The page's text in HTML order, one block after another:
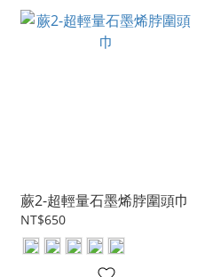
蕨2-超輕量石墨烯脖圍頭巾
NT$650